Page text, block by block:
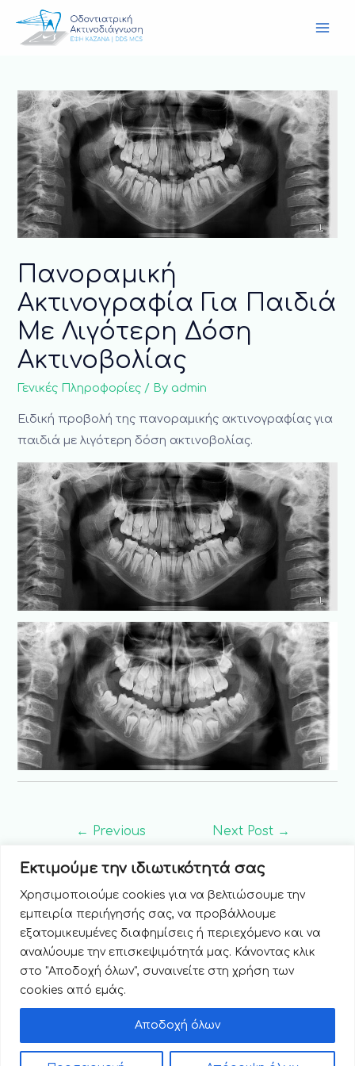
Εκτιμούμε την ιδιωτικότητά σας
Χρησιμοποιούμε cookies για να βελτιώσουμε την
εμπειρία περιήγησής σας, να προβάλλουμε
εξατομικευμένες διαφημίσεις ή περιεχόμενο και να
αναλύουμε την επισκεψιμότητά μας. Κάνοντας κλικ
στο "Αποδοχή όλων", συναινείτε στη χρήση των
cookies από εμάς.
Αποδοχή όλων
Πανοραμική
Ακτινογραφία Για Παιδιά
Με Λιγότερη Δόση
Ακτινοβολίας
Γενικές Πληροφορίες / By admin
Ειδική προβολή της πανοραμικής ακτινογραφίας για
παιδιά με λιγότερη δόση ακτινοβολίας.
← Previous
Next Post →
Copyright © 2026 Οδοντιατρική Ακτινοδιάγνωση